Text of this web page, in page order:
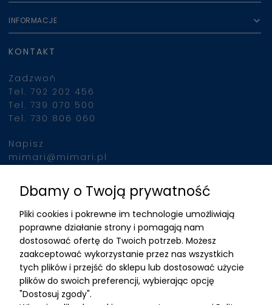
INFORMACJE
KONTAKT
Zadzwoń
Tel. 792 202 456
Tel. 739 070 500
Tel. 730 806 060
Napisz
mimari@mimari.pl
Znajdziesz nas
ADRES
MIMARI sp z o.o.
ul. Kurkowa 12
50-210 Wrocław
Dbamy o Twoją prywatność
Pliki cookies i pokrewne im technologie umożliwiają
poprawne działanie strony i pomagają nam
dostosować ofertę do Twoich potrzeb. Możesz
zaakceptować wykorzystanie przez nas wszystkich
tych plików i przejść do sklepu lub dostosować użycie
plików do swoich preferencji, wybierając opcję
"Dostosuj zgody".